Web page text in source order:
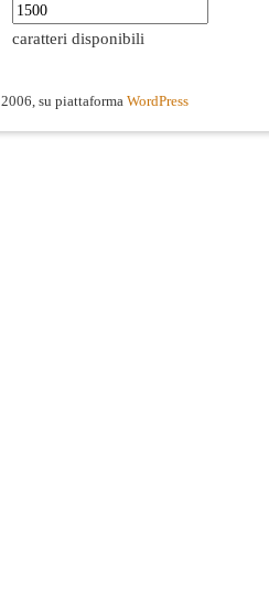
caratteri disponibili
2006, su piattaforma WordPress